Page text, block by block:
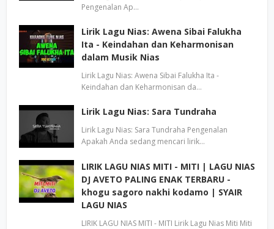
Pengenalan Ap…
Lirik Lagu Nias: Awena Sibai Falukha
Ita - Keindahan dan Keharmonisan
dalam Musik Nias
Lirik Lagu Nias: Awena Sibai Falukha Ita -
Keindahan dan Keharmonisan da…
Lirik Lagu Nias: Sara Tundraha
Lirik Lagu Nias: Sara Tundraha Pengenalan
Apakah Anda sedang mencari lirik…
LIRIK LAGU NIAS MITI - MITI | LAGU NIAS
DJ AVETO PALING ENAK TERBARU -
khogu sagoro nakhi kodamo | SYAIR
LAGU NIAS
LIRIK LAGU NIAS MITI - MITI Lirik Lagu Nias Miti Miti